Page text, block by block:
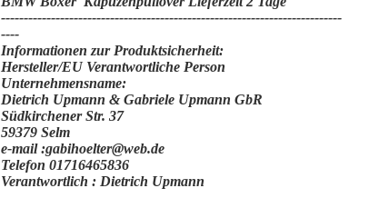
-------------------------­­­--------------------------------------------------
----
Informationen zur Produktsicherheit:
Hersteller/EU Verantwortliche Person
Unternehmensname:
Dietrich Upmann & Gabriele Upmann GbR
Südkirchener Str. 37
59379 Selm
e-mail :gabihoelter@web.de
Telefon 01716465836
Verantwortlich : Dietrich Upmann